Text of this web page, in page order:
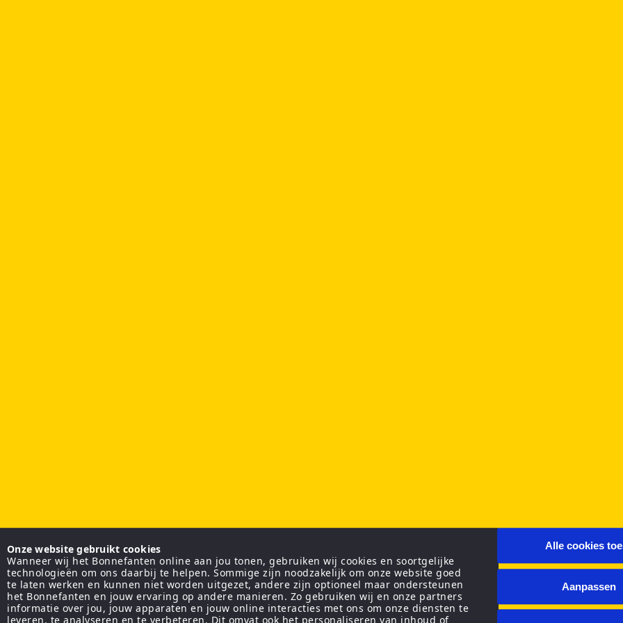
Onze website gebruikt cookies
Wanneer wij het Bonnefanten online aan jou tonen, gebruiken wij cookies en soortgelijke
technologieën om ons daarbij te helpen. Sommige zijn noodzakelijk om onze website goed
te laten werken en kunnen niet worden uitgezet, andere zijn optioneel maar ondersteunen
het Bonnefanten en jouw ervaring op andere manieren. Zo gebruiken wij en onze partners
informatie over jou, jouw apparaten en jouw online interacties met ons om onze diensten te
leveren, te analyseren en te verbeteren. Dit omvat ook het personaliseren van inhoud of
Alle cookies
Aanpassen